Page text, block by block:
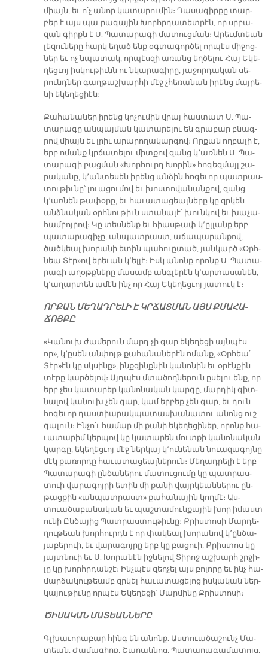
միայն, եւ ո՛չ ա­նոր կա­տա­րու­մին։ Դա­սա­գիր­քը տար­
բեր է այս պա-­րա­գա­յին Խորհր­դա­տետ­րէն, որ սրբա­
զան գիրքն է Ս. Պա­տա­րա­գի մա­տուց­ման։ Ա­րեւմ­տեան
լե­զու­նե­րը հարկ ե­ղած ենք օգ­տա­գոր­ծել որ­պէս մի­ջոց­
ներ եւ ոչ նպա­տակ, որ­պէս­զի ա­ռանց եղ­ծե­լու Հայ Ե­կե­
ղեց­ւոյ իս­կու­թիւնն ու նկա­րա­գի­րը, յա­ջոր­դա­կան սե­
րունդ­ներ գաղ­թաշ­խար­հի մէջ չհե­ռա­նան ի­րենց մայ­րե­
նի ե­կե­ղե­ցիէն։
Քա­հա­նա­ներ ի­րենց կո­չու­մին վրայ հաս­տատ Ս. Պա­
տա­րա­գը ան­պայ­ման կա­տա­րե­լու են գրա­բար բնագ­
րով միայն եւ լրիւ ա­րա­րո­ղա­կար­գով։ Որ­քան ող­բա­լի է,
երբ ո­մանք կրճա­տե­լու միտ­քով զանց կ՚առ­նեն Ս. Պա­
տա­րա­գի բաց­ման «Խոր­հուրդ Խո­րին» հո­գեզ­մայլ շա­
րա­կա­նը, կ՚ան­տե­սեն ի­րենց ան­ձին հո­գե­ւոր պատ­րաս­
տու­թիւ­նը՝ լուա­ցու­մով եւ խոս­տո­վա­նան­քով, զանց
կ՚առ­նեն թա­փօ­րը, եւ հա­ւա­տա­ցեալ­նե­րը կը զրկեն
անձ­նա­կան օրհ­նու­թիւն ստա­նա­լէ՝ խունկով եւ խա­չա­
համ­բոյ­րով։ Կը տես­նենք եւ հիաս­թափ կ՚ըլ­լանք երբ
պա­տա­րա­գի­չը, ան­պատ­րաստ, ա­ճա­պա­րան­քով,
ծած­կեալ խո­րա­նի ե­տին պա­հուը­տած, յան­կարծ «Օրհ­
նեա Տէր»ով ե­րե­ւան կ՚ել­լէ։ Իսկ ա­նոնք ո­րոնք Ս. Պա­տա­
րա­գի ա­ղօթք­նե­րը մա­սամբ անգ­լե­րէն կ՚ար­տա­սա­նեն,
կ՚ա­ղար­տեն ա­մէն ինչ որ Հայ Ե­կե­ղեց­ւոյ յա­տուկ է։
ՈՐ­ՔԱՆ ՄԵ­ՂԱԴ­ՐԵ­ԼԻ Է ԿՐՃԱՏ­ՄԱՆ ԱՅՍ ՔՄԱ­ՀԱ­
ՃՈՅ­ՔԸ
«Կա­նուխ ժա­մե­րուն մարդ չի գար ե­կե­ղե­ցի այնպէս
որ», կ՚ը­սեն ան­փոյթ քա­հա­նա­նե­րէն ո­մանք, «Օր­հեա՛
Տէր»էն կը սկսինք», ինք­զինք­նին կա­նո­նին եւ օ­րէն­քին
տէ­րը կար­ծե­լով։ Այդ­պէս մտա­ծող­նե­րուն ը­սե­լու ենք, որ
երբ չես կա­տա­րեր կա­նո­նա­կան կար­գը, մար­դիկ գիտ­
նա­լով կա­նուխ չեն գար, կամ եր­բեք չեն գար, եւ դուն
հո­գե­ւոր դաս­տիա­րա­կպա­տաս­խա­նա­տու ա­նոնց ուշ
գա­լուն։ Ին­չո՛ւ հա­մար մի քա­նի ե­կե­ղե­ցի­ներ, ո­րոնք հա­
ւա­տա­րիմ կեր­պով կը կա­տա­րեն մուտ­քի կա­նո­նա­կան
կար­գը, ե­կե­ղեց­ւոյ մէջ ներ­կայ կ՚ու­նե­նան նուա­զա­գոյ­նը
մէկ քա­ռոր­դը հա­ւա­տա­ցեալ­նե­րուն։ Մե­ղադ­րե­լի է երբ
Պա­տա­րա­գի ըն­ծա­նե­րու մա­տու­ցու­մը կը պատ­րաս­
տուի վա­րա­գոյ­րի ե­տին մի քա­նի վայր­կեան­նե­րու ըն­
թաց­քին «ան­պատ­րաստ» քա­հա­նա­յին կող­մէ։ Աս­
տուա­ծա­բա­նա­կան եւ պաշ­տա­մուն­քա­յին խոր ի­մաստ
ու­նի Ըն­ծա­յից Պատ­րաս­տու­թիւ­նը։ Քրիս­տո­սի Մար­դե­
ղու­թեան խոր­հուրդն է որ փա­կեալ խո­րա­նով կ՚ըն­ծա­
յա­բե­րուի, եւ վա­րա­գոյ­րը երբ կը բա­ցուի, Քրիս­տոս կը
յայտ­նուի եւ Ս. Խո­րա­նէն իջ­նե­լով Տի­րոջ աշ­խարհ շրջի­
լը կը խորհր­դան­շէ։ Ինչ­պէս զեղ­չել այս բո­լո­րը եւ ինչ հա­
մար­ձա­կու­թեամբ զրկել հա­ւա­տա­ցե­լոց իս­կա­կան ներ­
կա­յու­թիւ­նը որ­պէս Ե­կե­ղե­ցի՝ Մար­մի­նը Քրիս­տո­սի։
ԾԻ­ՍԱ­ԿԱՆ ՄԱ­ՏԵԱՆ­ՆԵ­ՐԸ
Գլխա­ւո­րա­բար հինգ են ա­նոնք. Աս­տուա­ծա­շունչ Մա­
տեան, Ժա­մա­գիրք, Շա­րակ­նոց, Պա­տարա­գա­մա­տոյց,